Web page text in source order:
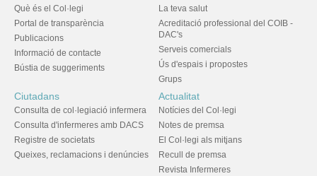
Què és el Col·legi
Portal de transparència
Publicacions
Informació de contacte
Bústia de suggeriments
La teva salut
Acreditació professional del COIB -
DAC's
Serveis comercials
Ús d'espais i propostes
Grups
Ciutadans
Consulta de col·legiació infermera
Consulta d'infermeres amb DACS
Registre de societats
Queixes, reclamacions i denúncies
Actualitat
Notícies del Col·legi
Notes de premsa
El Col·legi als mitjans
Recull de premsa
Revista Infermeres